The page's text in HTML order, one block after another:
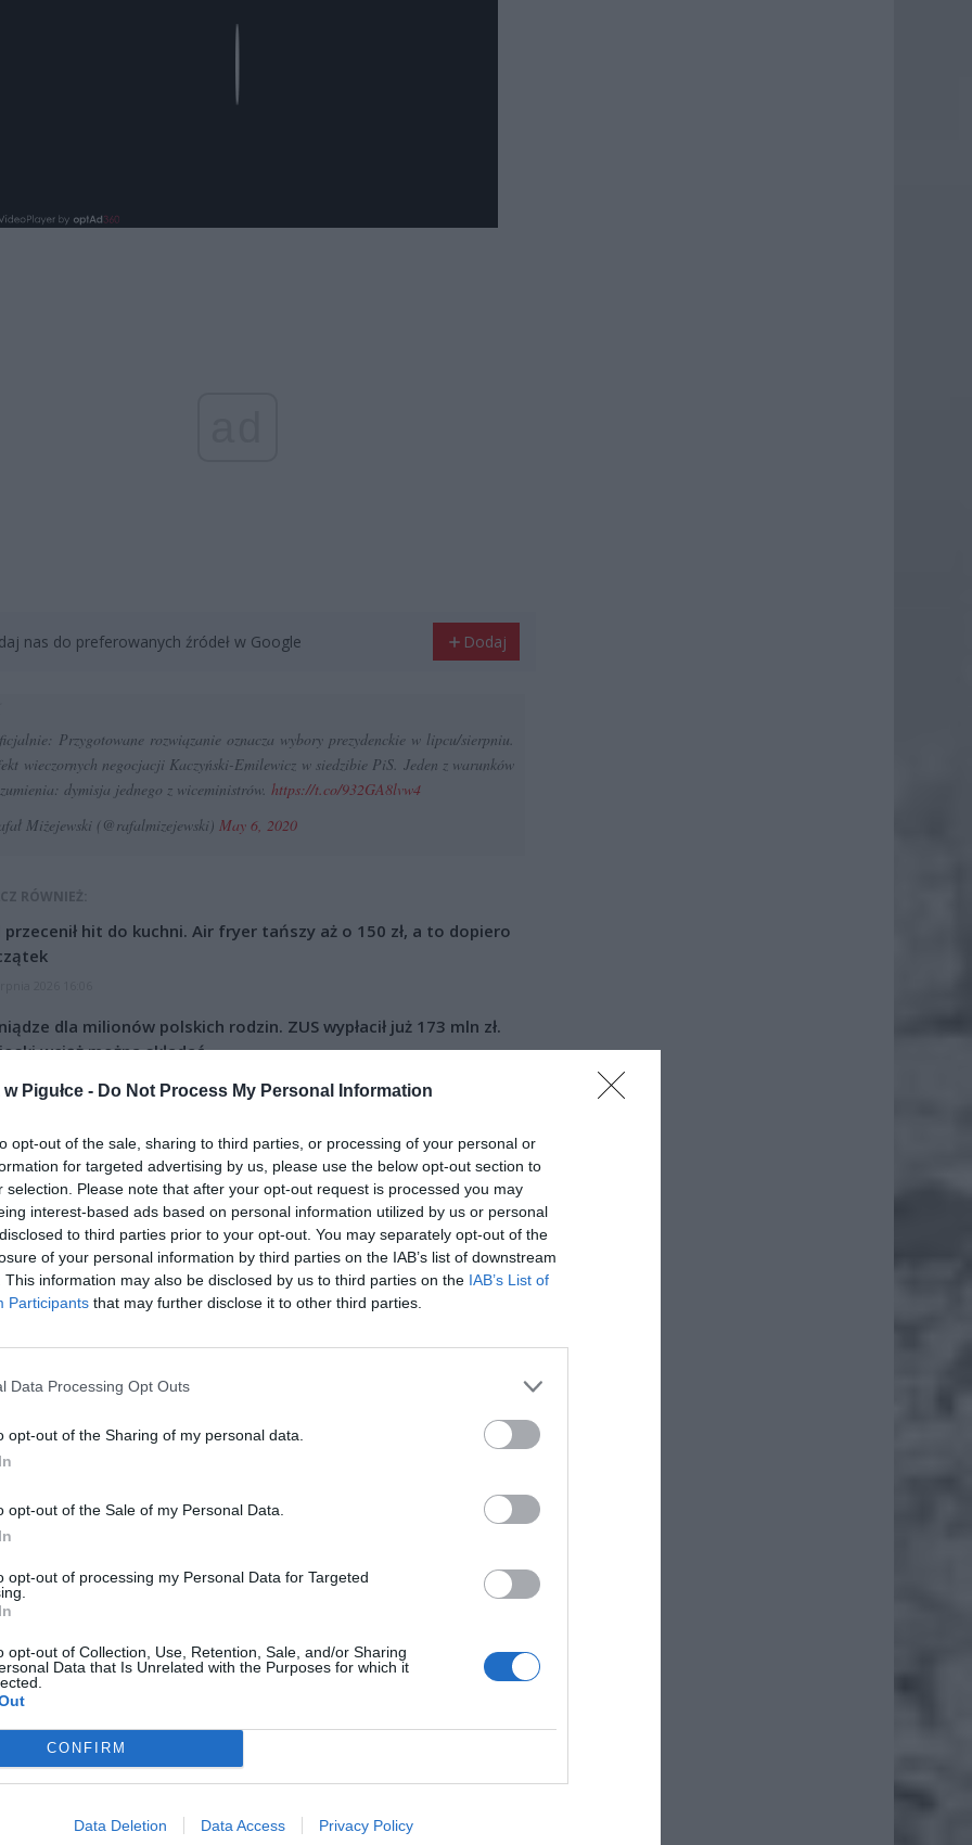
Pigułce - Do Not Process My Personal Information
opt-out of the sale, sharing to third parties, or processing of your personal or
for targeted advertising by us, please use the below opt-out section to
selection. Please note that after your opt-out request is processed you may
interest-based ads based on personal information utilized by us or personal
to third parties prior to your opt-out. You may separately opt-out of the
of your personal information by third parties on the IAB’s list of downstream
This information may also be disclosed by us to third parties on the IAB’s List of
Participants that may further disclose it to other third parties.
Data Processing Opt Outs
opt-out of the Sharing of my personal data.
opt-out of the Sale of my Personal Data.
opt-out of processing my Personal Data for Targeted
opt-out of Collection, Use, Retention, Sale, and/or Sharing
Data that Is Unrelated with the Purposes for which it
CONFIRM
Data Deletion Data Access Privacy Policy
nas do preferowanych źródeł w Google Dodaj
Przygotowane rozwiązanie oznacza wybory prezydenckie w lipcu/sierpniu.
wieczornych negocjacji Kaczyński-Emilewicz w siedzibie PiS. Jeden z warunków
dymisja jednego z wiceministrów. https://t.co/932GA8lvw4
Miżejewski (@rafalmizejewski) May 6, 2020
RÓWNIEŻ:
przecenił hit do kuchni. Air fryer tańszy aż o 150 zł, a to dopiero
dla milionów polskich rodzin. ZUS wypłacił już 173 mln zł.
wciąż można składać
2026 12:56
ad
i Sprawiedliwości wraz z Porozumieniem przygotowały specjalne
wyborach.
oświadczenie Prezesa
Polakom możliwość wzięcia udziału w demokratycznych wyborach
„
oświadczenie Prezesa#PiSJ.#Kaczyńskioraz Prezesa#PorozumienieJ.
Polakom możliwość wzięcia udziału w demokratycznych wyborach.